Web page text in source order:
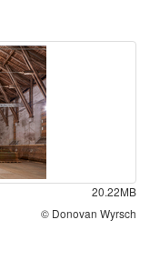
20.22MB
© Donovan Wyrsch